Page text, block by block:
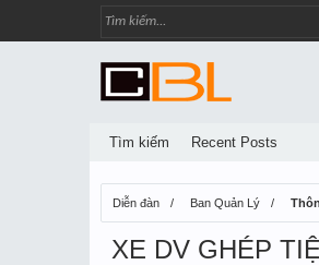
Diễn đàn Ban Quản Lý
XE DV GHÉP
Tìm kiếm Recent Posts